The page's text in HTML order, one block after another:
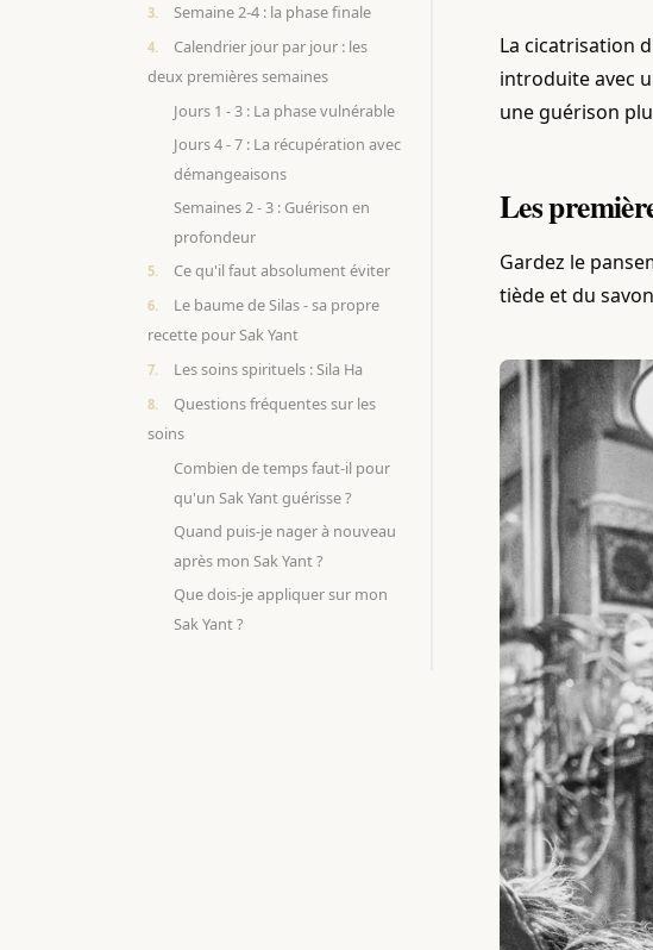
Semaine 2-4 : la phase finale
Calendrier jour par jour : les
deux premières semaines
Jours 1 - 3 : La phase vulnérable
Jours 4 - 7 : La récupération avec
démangeaisons
Semaines 2 - 3 : Guérison en
profondeur
Ce qu'il faut absolument éviter
Le baume de Silas - sa propre
recette pour Sak Yant
Les soins spirituels : Sila Ha
Questions fréquentes sur les
soins
Combien de temps faut-il pour
qu'un Sak Yant guérisse ?
Quand puis-je nager à nouveau
après mon Sak Yant ?
Que dois-je appliquer sur mon
Sak Yant ?
La cicatrisation
introduite avec
une guérison
Les
Gardez le
tiède et du